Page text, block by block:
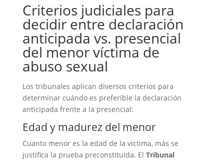
Criterios judiciales para
decidir entre declaración
anticipada vs. presencial
del menor víctima de
abuso sexual
Los tribunales aplican diversos criterios para
determinar cuándo es preferible la declaración
anticipada frente a la presencial:
Edad y madurez del menor
Cuanto menor es la edad de la víctima, más se
justifica la prueba preconstituida. El Tribunal